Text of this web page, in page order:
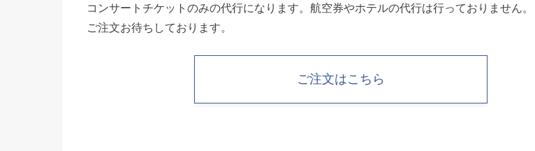
コンサートチケットのみの代行になります。航空券やホテルの代行は行っておりません。
ご注文お待ちしております。
ご注文はこちら